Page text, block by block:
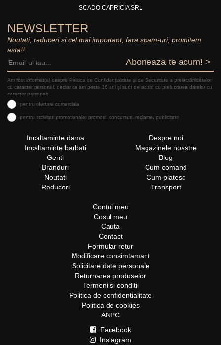
SCADO CAPRICIA SRL
NEWSLETTER
Noutati, reduceri si cel mai important, fara spam-uri, promitem
asta!!
Aboneaza-te acum! >
Am fost informat(a) despre Politica de Confidențialitate şi de Securitate a prelucrăriidatelor
cu caracter personal, declar ca am peste 16 ani și sunt de acord cu prelucrarea datelor cu
caracter personal:
pentru ofertare comerciala
pentru activitati promotionale: promotii, concursuri, reclame, publicitate
Incaltaminte dama
Incaltaminte barbati
Genti
Branduri
Noutati
Reduceri
Despre noi
Magazinele noastre
Blog
Cum comand
Cum platesc
Transport
Contul meu
Cosul meu
Cauta
Contact
Formular retur
Modificare consimtamant
Solicitare date personale
Returnarea produselor
Termeni si conditii
Politica de confidentialitate
Politica de cookies
ANPC
Facebook
Instagram